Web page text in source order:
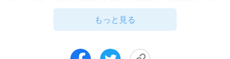
た働きの内幕と、それらの働きによる結果とを理解
する必要があるんだ。そうすれば、なぜ主イエスが
もっと見る